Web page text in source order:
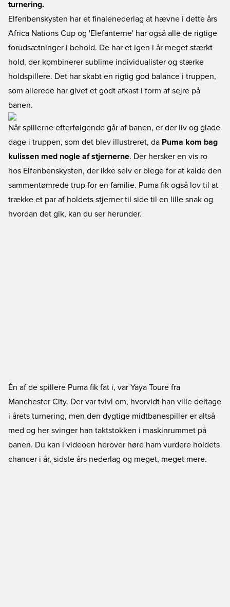
turnering.
Elfenbenskysten har et finalenederlag at hævne i dette års
Africa Nations Cup og 'Elefanterne' har også alle de rigtige
forudsætninger i behold. De har et igen i år meget stærkt
hold, der kombinerer sublime individualister og stærke
holdspillere. Det har skabt en rigtig god balance i truppen,
som allerede har givet et godt afkast i form af sejre på
banen.
Når spillerne efterfølgende går af banen, er der liv og glade
dage i truppen, som det blev illustreret, da Puma kom bag
kulissen med nogle af stjernerne. Der hersker en vis ro
hos Elfenbenskysten, der ikke selv er blege for at kalde den
sammentømrede trup for en familie. Puma fik også lov til at
trække et par af holdets stjerner til side til en lille snak og
hvordan det gik, kan du ser herunder.
Én af de spillere Puma fik fat i, var Yaya Toure fra
Manchester City. Der var tvivl om, hvorvidt han ville deltage
i årets turnering, men den dygtige midtbanespiller er altså
med og her svinger han taktstokken i maskinrummet på
banen. Du kan i videoen herover høre ham vurdere holdets
chancer i år, sidste års nederlag og meget, meget mere.